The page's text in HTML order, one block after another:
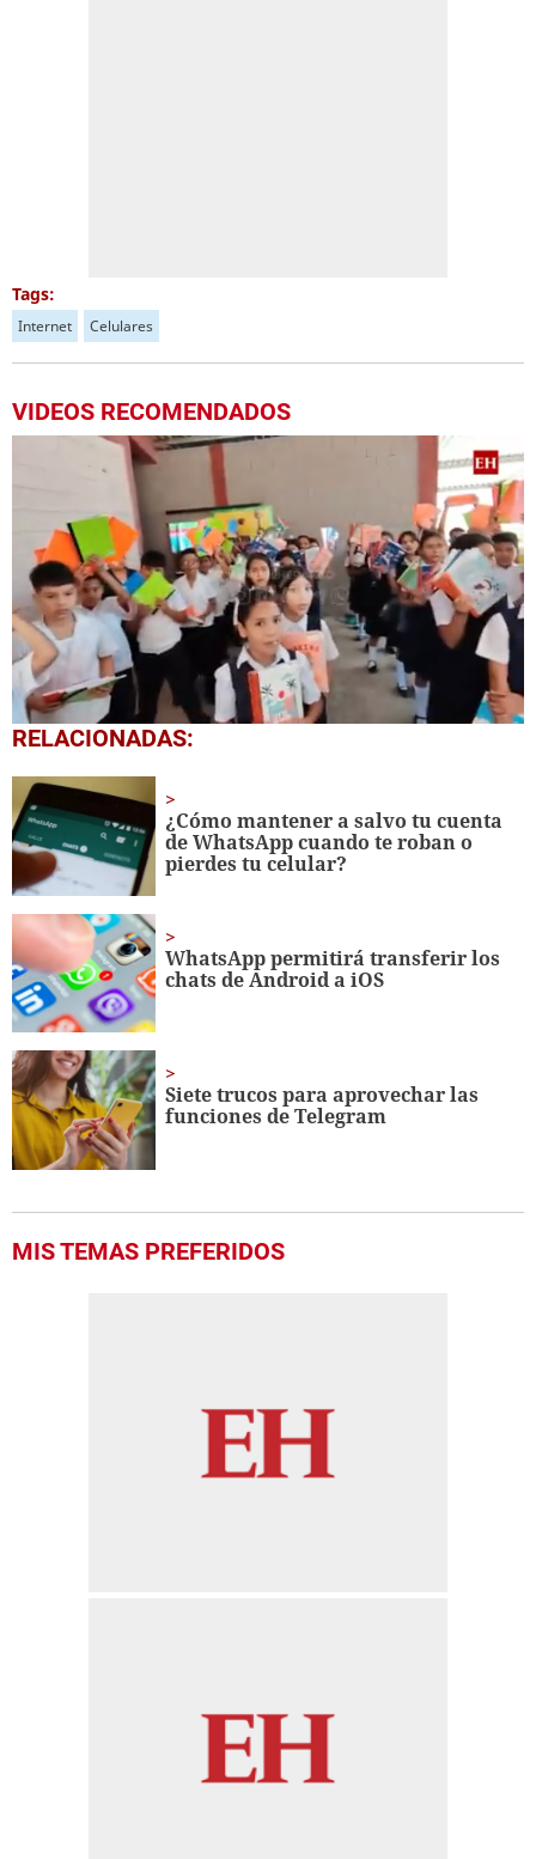
Tags:
Internet Celulares
VIDEOS RECOMENDADOS
0
seconds
minute,
56
seconds
RELACIONADAS:
¿Cómo mantener a salvo tu cuenta
de WhatsApp cuando te roban o
pierdes tu celular?
WhatsApp permitirá transferir los
chats de Android a iOS
Siete trucos para aprovechar las
funciones de Telegram
MIS TEMAS PREFERIDOS